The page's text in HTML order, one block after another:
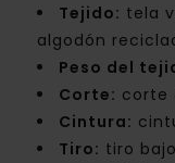
Tejido: tela
algodón
Peso del
Corte: corte
Cintura:
Tiro: tiro bajo